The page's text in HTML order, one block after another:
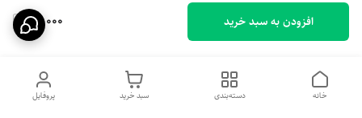
69,000 افزودن به سبد خرید
پروفایل سبد خرید دسته‌بندی خانه